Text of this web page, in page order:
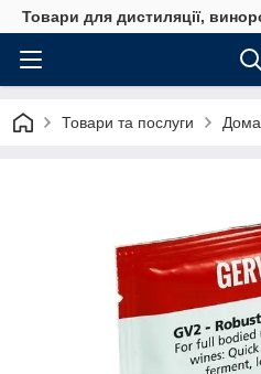
Товари для дистиляції,
Товари та послуги